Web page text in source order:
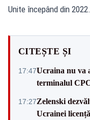
Unite începând din 2022.
CITEȘTE ȘI
17:47Ucraina nu va
terminalul
17:27Zelenski
Ucrainei